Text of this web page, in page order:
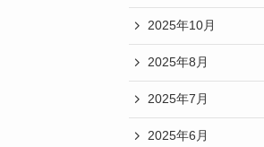
2025年10月
2025年8月
2025年7月
2025年6月